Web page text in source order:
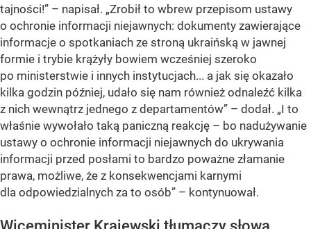
tajności!” – napisał. „Zrobił to wbrew przepisom ustawy
o ochronie informacji niejawnych: dokumenty zawierające
informacje o spotkaniach ze stroną ukraińską w jawnej
formie i trybie krążyły bowiem wcześniej szeroko
po ministerstwie i innych instytucjach... a jak się okazało
kilka godzin później, udało się nam również odnaleźć kilka
z nich wewnątrz jednego z departamentów” – dodał. „I to
właśnie wywołało taką paniczną reakcję – bo nadużywanie
ustawy o ochronie informacji niejawnych do ukrywania
informacji przed posłami to bardzo poważne złamanie
prawa, możliwe, że z konsekwencjami karnymi
dla odpowiedzialnych za to osób” – kontynuował.